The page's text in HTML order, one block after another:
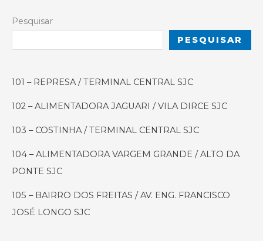
A
Incrível
da
Cidade
SJC
Pesquisar
PESQUISAR
101 – REPRESA / TERMINAL CENTRAL SJC
102 – ALIMENTADORA JAGUARI / VILA DIRCE SJC
103 – COSTINHA / TERMINAL CENTRAL SJC
104 – ALIMENTADORA VARGEM GRANDE / ALTO DA
PONTE SJC
105 – BAIRRO DOS FREITAS / AV. ENG. FRANCISCO
JOSÉ LONGO SJC